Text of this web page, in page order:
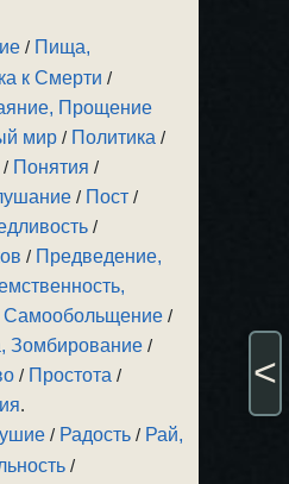
/ Пища,
к Смерти /
Прощение
мир / Политика /
/ Понятия /
/ Пост /
/
/ Предведение,
Самообольщение /
Зомбирование /
/ Простота /
.
/ Радость / Рай,
/
<